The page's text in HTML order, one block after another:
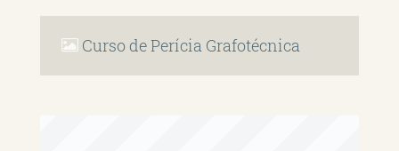
Curso de Perícia Grafotécnica